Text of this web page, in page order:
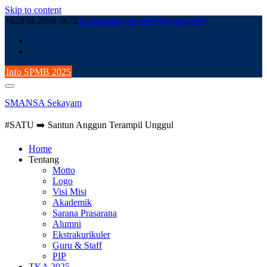
Skip to content
+62858-2898-3672smansasekayam.web@gmail.com
Info SPMB 2025
SMANSA Sekayam
#SATU ➡️ Santun Anggun Terampil Unggul
Home
Tentang
Motto
Logo
Visi Misi
Akademik
Sarana Prasarana
Alumni
Ekstrakurikuler
Guru & Staff
PIP